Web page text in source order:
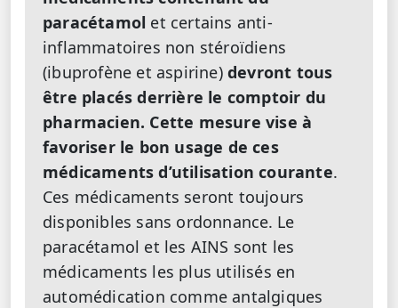
paracétamol et certains anti-
inflammatoires non stéroïdiens
(ibuprofène et aspirine) devront tous
être placés derrière le comptoir du
pharmacien. Cette mesure vise à
favoriser le bon usage de ces
médicaments d’utilisation courante.
Ces médicaments seront toujours
disponibles sans ordonnance. Le
paracétamol et les AINS sont les
médicaments les plus utilisés en
automédication comme antalgiques